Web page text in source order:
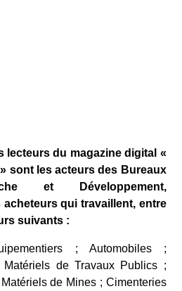
lecteurs du magazine digital «
» sont les acteurs des Bureaux
et Développement,
acheteurs qui travaillent, entre
suivants :
; Automobiles ;
Matériels de Travaux Publics ;
de Mines ; Cimenteries